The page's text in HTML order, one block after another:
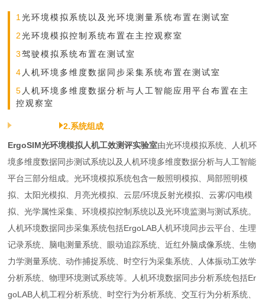
1光环境模拟系统以及光环境测量系统布置在测试室
2光环境模拟控制系统布置在主控观察室
3驾驶模拟系统布置在测试室
4 人机环境多维度数据同步采集系统布置在测试室
5 人机环境多维度数据分析与人工智能应用平台布置在主
控观察室
2.系统组成
ErgoSIM光环境模拟人机工效测评实验室由光环境模拟系统、人机环
境多维度数据同步测试系统以及人机环境多维度数据分析与人工智能
平台三部分组成。光环境模拟系统包含一般照明模拟、局部照明模
拟、太阳光模拟、月亮光模拟、云层/环境反射光模拟、云雾/闪电模
拟、光学属性采集、环境模拟控制系统以及光环境监测与测试系统。
人机环境数据同步采集系统包括ErgoLAB人机环境同步云平台、生理
记录系统、脑电测量系统、眼动追踪系统、近红外脑成像系统、生物
力学测量系统、动作捕捉系统、时空行为采集系统、人体振动工效学
分析系统、物理环境测试系统等。人机环境数据同步分析系统包括Er
goLAB人机工程分析系统、时空行为分析系统、交互行为分析系统、